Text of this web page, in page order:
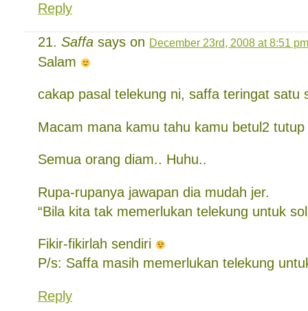
Reply
Saffa says on December 23rd, 2008 at 8:51 pm
Salam
cakap pasal telekung ni, saffa teringat satu
Macam mana kamu tahu kamu betul2
Semua orang diam.. Huhu..
Rupa-rupanya jawapan dia mudah jer.
“Bila kita tak memerlukan telekung untuk
Fikir-fikirlah sendiri
P/s: Saffa masih memerlukan telekung
Reply